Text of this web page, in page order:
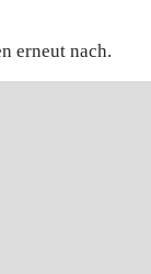
erneut nach.